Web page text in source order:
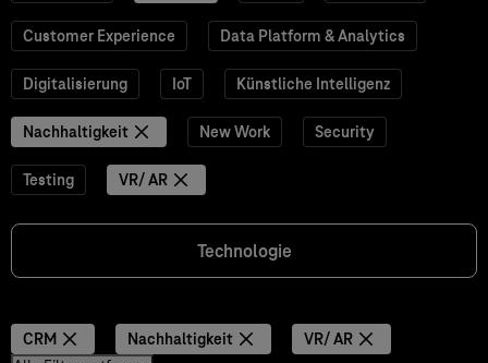
Customer Experience Data Platform & Analytics
Digitalisierung IoT Künstliche Intelligenz
Nachhaltigkeit New Work Security
Testing VR/ AR
Technologie
CRM Nachhaltigkeit
VR/ AR